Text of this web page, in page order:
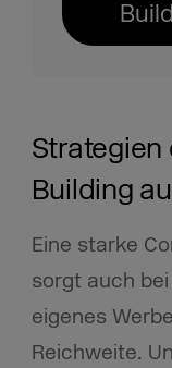
Strategien
Building
Eine starke
sorgt auch
eigenes
Reichweite.